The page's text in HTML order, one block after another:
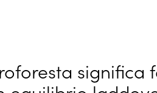
significa